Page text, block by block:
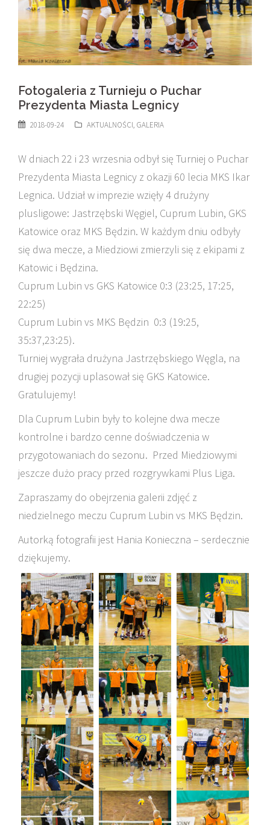
Fotogaleria z Turnieju o Puchar
Prezydenta Miasta Legnicy
2018-09-24 AKTUALNOŚCI, GALERIA
W dniach 22 i 23 wrzesnia odbył się Turniej o Puchar
Prezydenta Miasta Legnicy z okazji 60 lecia MKS Ikar
Legnica. Udział w imprezie wzięły 4 drużyny
plusligowe: Jastrzębski Węgiel, Cuprum Lubin, GKS
Katowice oraz MKS Będzin. W każdym dniu odbyły
się dwa mecze, a Miedziowi zmierzyli się z ekipami z
Katowic i Będzina.
Cuprum Lubin vs GKS Katowice 0:3 (23:25, 17:25,
22:25)
Cuprum Lubin vs MKS Będzin 0:3 (19:25,
35:37,23:25).
Turniej wygrała drużyna Jastrzębskiego Węgla, na
drugiej pozycji uplasował się GKS Katowice.
Gratulujemy!
Dla Cuprum Lubin były to kolejne dwa mecze
kontrolne i bardzo cenne doświadczenia w
przygotowaniach do sezonu. Przed Miedziowymi
jeszcze dużo pracy przed rozgrywkami Plus Liga.
Zapraszamy do obejrzenia galerii zdjęć z
niedzielnego meczu Cuprum Lubin vs MKS Będzin.
Autorką fotografii jest Hania Konieczna – serdecznie
dziękujemy.